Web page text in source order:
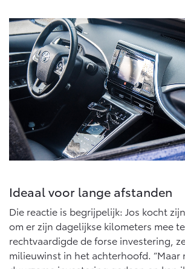
Ideaal voor lange afstanden
Die reactie is begrijpelijk: Jos kocht
om er zijn dagelijkse kilometers mee
rechtvaardigde de forse investering,
milieuwinst in het achterhoofd. “Maar